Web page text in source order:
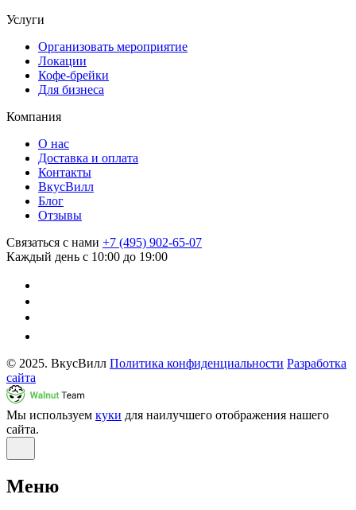
Услуги
Организовать мероприятие
Локации
Кофе-брейки
Для бизнеса
Компания
О нас
Доставка и оплата
Контакты
ВкусВилл
Блог
Отзывы
Связаться с нами +7 (495) 902-65-07
Каждый день с 10:00 до 19:00
© 2025. ВкусВилл Политика конфиденциальности Разработка
сайта
Мы используем куки для наилучшего отображения нашего
сайта.
Меню